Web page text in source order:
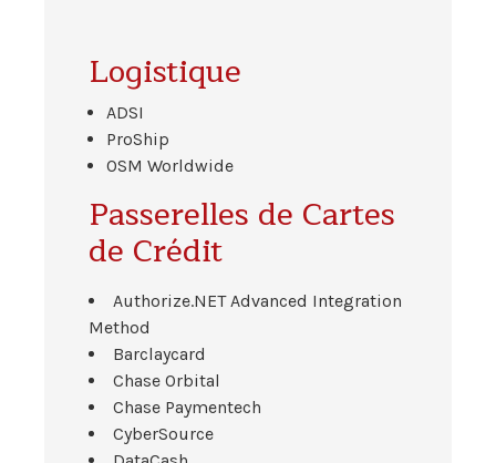
Logistique
ADSI
ProShip
OSM Worldwide
Passerelles de Cartes
de Crédit
Authorize.NET Advanced Integration
Method
Barclaycard
Chase Orbital
Chase Paymentech
CyberSource